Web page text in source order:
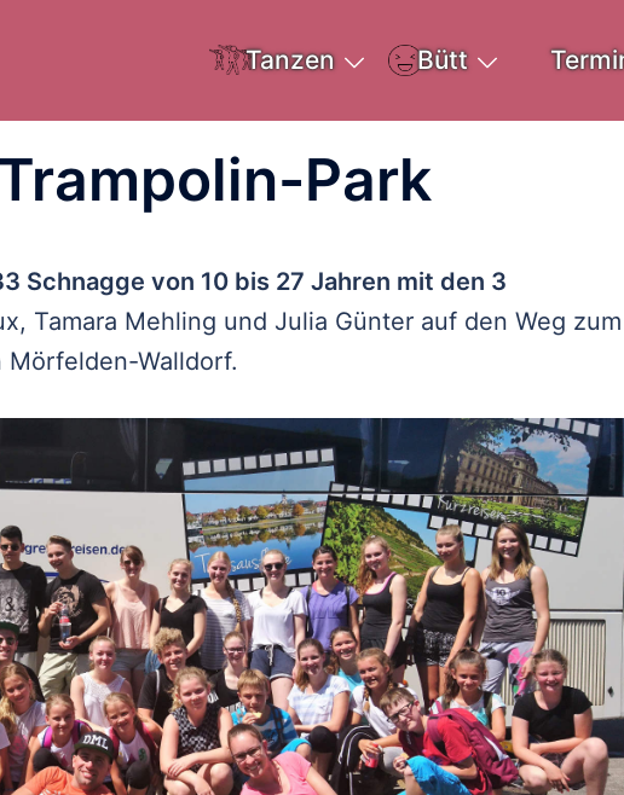
Tanzen Bütt
Park
Schnagge von 10 bis 27 Jahren mit den 3
Tamara Mehling und Julia Günter auf den Weg zum
Mörfelden-Walldorf.